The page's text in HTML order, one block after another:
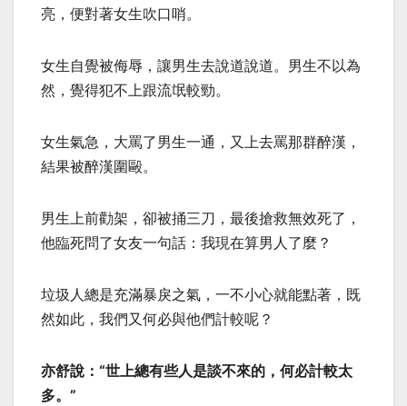
亮，便對著女生吹口哨。
女生自覺被侮辱，讓男生去說道說道。男生不以為
然，覺得犯不上跟流氓較勁。
女生氣急，大罵了男生一通，又上去罵那群醉漢，
結果被醉漢圍毆。
男生上前勸架，卻被捅三刀，最後搶救無效死了，
他臨死問了女友一句話：我現在算男人了麼？
垃圾人總是充滿暴戾之氣，一不小心就能點著，既
然如此，我們又何必與他們計較呢？
亦舒說：“世上總有些人是談不來的，何必計較太
多。”